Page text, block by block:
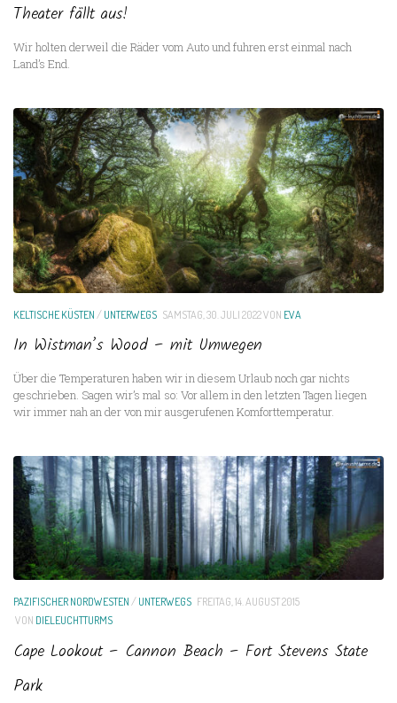
Theater fällt aus!
Wir holten derweil die Räder vom Auto und fuhren erst einmal nach
Land’s End.
KELTISCHE KÜSTEN /UNTERWEGS SAMSTAG, 30. JULI 2022VON EVA
In Wistman’s Wood – mit Umwegen
Über die Temperaturen haben wir in diesem Urlaub noch gar nichts
geschrieben. Sagen wir’s mal so: Vor allem in den letzten Tagen liegen
wir immer nah an der von mir ausgerufenen Komforttemperatur.
PAZIFISCHER NORDWESTEN /UNTERWEGS FREITAG, 14. AUGUST 2015
VON DIELEUCHTTURMS
Cape Lookout – Cannon Beach – Fort Stevens State
Park